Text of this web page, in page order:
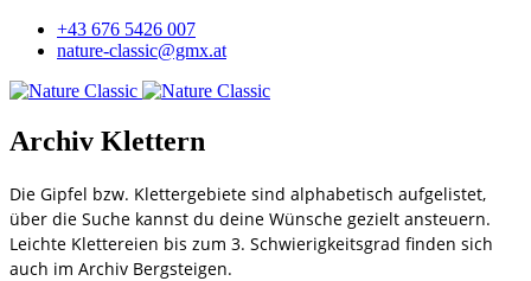
+43 676 5426 007
nature-classic@gmx.at
Archiv Klettern
Die Gipfel bzw. Klettergebiete sind alphabetisch aufgelistet,
über die Suche kannst du deine Wünsche gezielt ansteuern.
Leichte Klettereien bis zum 3. Schwierigkeitsgrad finden sich
auch im Archiv Bergsteigen.